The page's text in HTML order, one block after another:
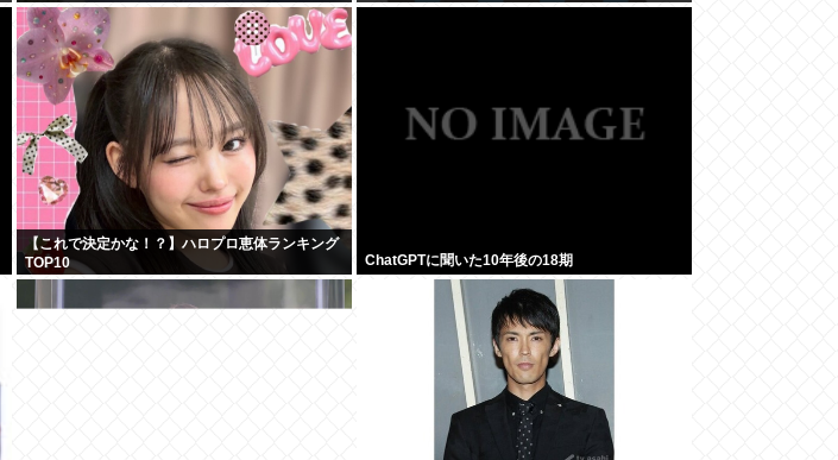
【これで決定かな！？】ハロプロ恵体ランキング
TOP10
ChatGPTに聞いた10年後の18期